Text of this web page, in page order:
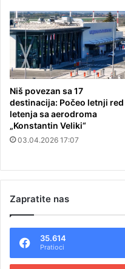
Niš povezan sa 17
destinacija: Počeo letnji red
letenja sa aerodroma
„Konstantin Veliki“
03.04.2026 17:07
Zapratite nas
35.614
Pratioci